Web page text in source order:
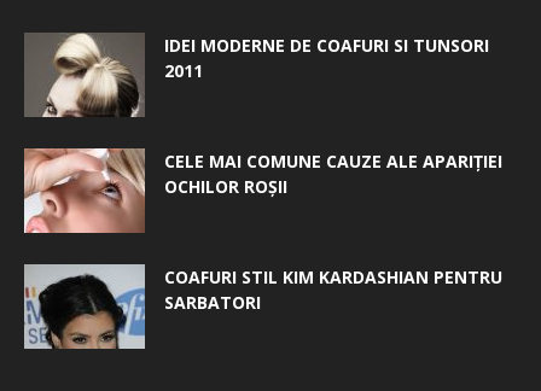
IDEI MODERNE DE COAFURI SI TUNSORI
2011
CELE MAI COMUNE CAUZE ALE APARIȚIEI
OCHILOR ROȘII
COAFURI STIL KIM KARDASHIAN PENTRU
SARBATORI